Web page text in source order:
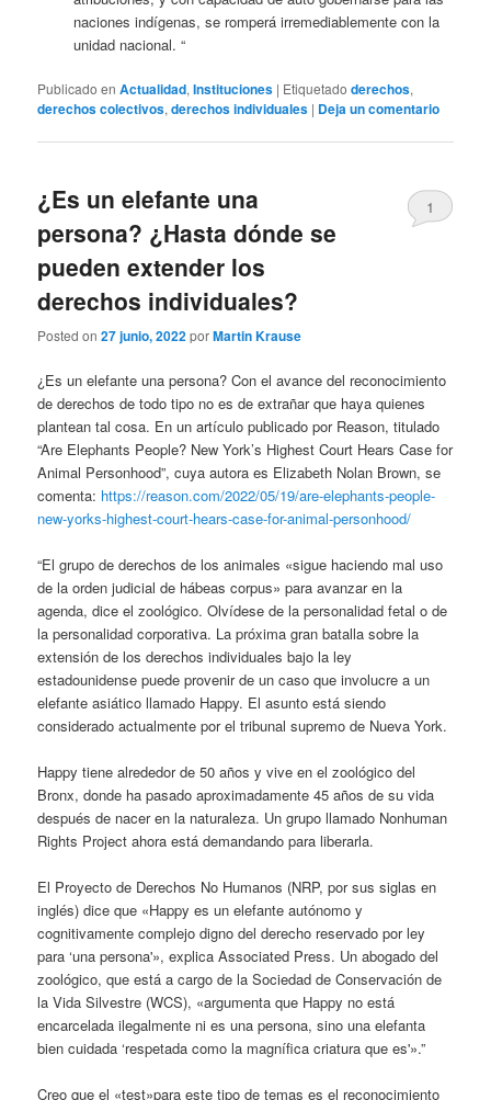
naciones indígenas, se romperá irremediablemente con la
unidad nacional. “
Publicado en Actualidad,Instituciones | Etiquetado derechos,
derechos colectivos,derechos individuales | Deja un comentario
¿Es un elefante una
persona? ¿Hasta dónde se
pueden extender los
derechos individuales?
Posted on27 junio, 2022porMartin Krause
1
¿Es un elefante una persona? Con el avance del reconocimiento
de derechos de todo tipo no es de extrañar que haya quienes
plantean tal cosa. En un artículo publicado por Reason, titulado
“Are Elephants People? New York’s Highest Court Hears Case for
Animal Personhood”, cuya autora es Elizabeth Nolan Brown, se
comenta: https://reason.com/2022/05/19/are-elephants-people-
new-yorks-highest-court-hears-case-for-animal-personhood/
“El grupo de derechos de los animales «sigue haciendo mal uso
de la orden judicial de hábeas corpus» para avanzar en la
agenda, dice el zoológico. Olvídese de la personalidad fetal o de
la personalidad corporativa. La próxima gran batalla sobre la
extensión de los derechos individuales bajo la ley
estadounidense puede provenir de un caso que involucre a un
elefante asiático llamado Happy. El asunto está siendo
considerado actualmente por el tribunal supremo de Nueva York.
Happy tiene alrededor de 50 años y vive en el zoológico del
Bronx, donde ha pasado aproximadamente 45 años de su vida
después de nacer en la naturaleza. Un grupo llamado Nonhuman
Rights Project ahora está demandando para liberarla.
El Proyecto de Derechos No Humanos (NRP, por sus siglas en
inglés) dice que «Happy es un elefante autónomo y
cognitivamente complejo digno del derecho reservado por ley
para ‘una persona'», explica Associated Press. Un abogado del
zoológico, que está a cargo de la Sociedad de Conservación de
la Vida Silvestre (WCS), «argumenta que Happy no está
encarcelada ilegalmente ni es una persona, sino una elefanta
bien cuidada ‘respetada como la magnífica criatura que es'».”
Creo que el «test»para este tipo de temas es el reconocimiento